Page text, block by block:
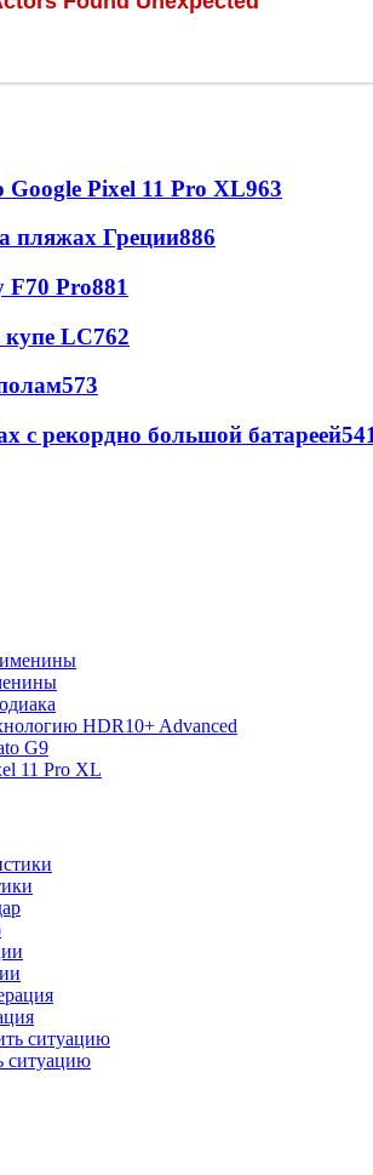
Pixel 11 Pro XL963
пляжах Греции886
F70 Pro881
LC762
573
с рекордно большой батареей541
HDR10+ Advanced
G9
11 Pro XL
ситуацию